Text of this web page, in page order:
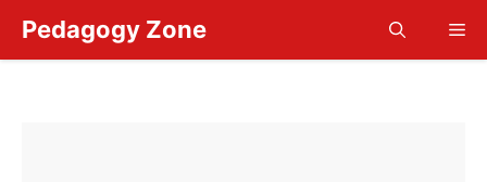
content
Pedagogy Zone